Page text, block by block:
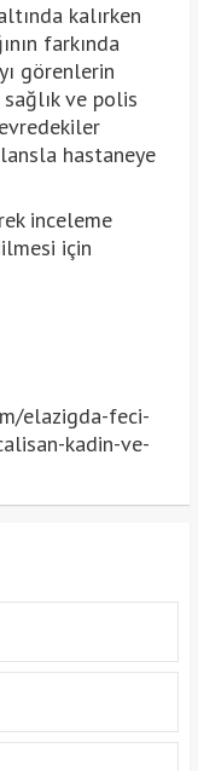
kalırken
farkında
görenlerin
ve polis
hastaneye
inceleme
için
elazigda-feci-
kadin-ve-